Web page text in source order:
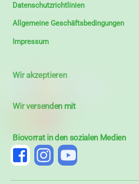
Datenschutzrichtlinien
Allgemeine Geschäftsbedingungen
Impressum
Wir akzeptieren
Wir versenden mit
Biovorrat in den sozialen Medien